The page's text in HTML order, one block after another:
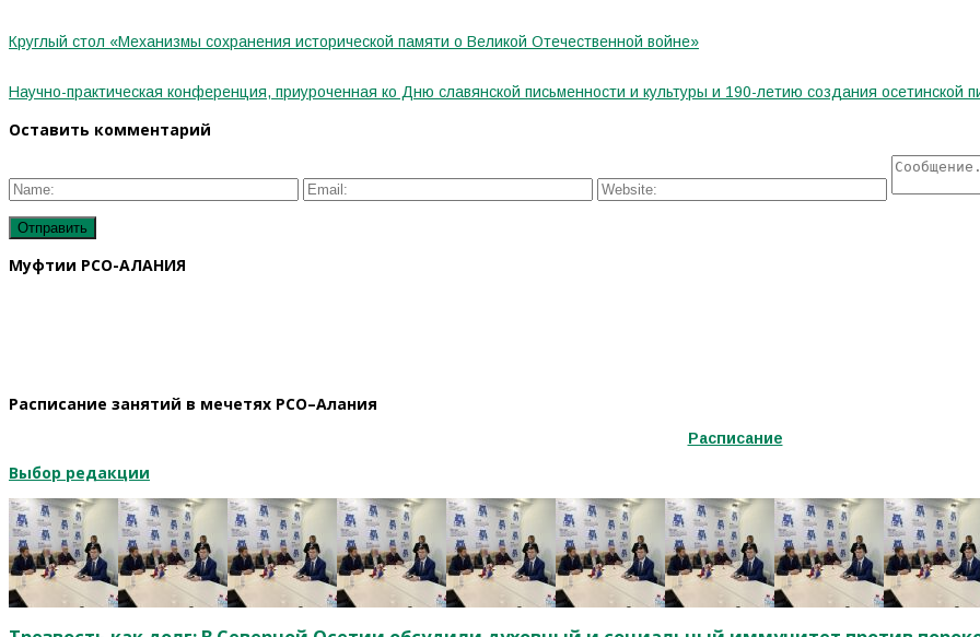
Круглый стол «Механизмы сохранения исторической памяти о Великой Отечественной войне»
Научно-практическая конференция, приуроченная ко Дню славянской письменности и культуры и 190-летию создания осетинской
Оставить комментарий
Муфтии РСО-АЛАНИЯ
Расписание занятий в мечетях РСО–Алания
Расписание
Выбор редакции